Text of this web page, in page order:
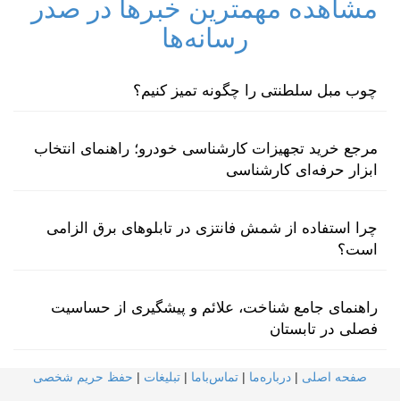
مشاهده مهمترین خبرها در صدر
رسانه‌ها
چوب مبل سلطنتی را چگونه تمیز کنیم؟
مرجع خرید تجهیزات کارشناسی خودرو؛ راهنمای انتخاب
ابزار حرفه‌ای کارشناسی
چرا استفاده از شمش فانتزی در تابلوهای برق الزامی
است؟
راهنمای جامع شناخت، علائم و پیشگیری از حساسیت
فصلی در تابستان
صفحه اصلی | درباره‌ما | تماس‌با‌ما | تبلیغات | حفظ حریم شخصی